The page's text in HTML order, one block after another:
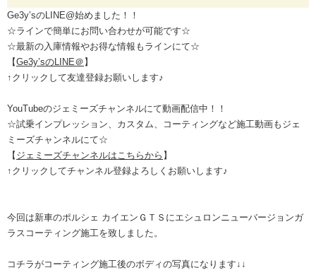
Ge3y’sのLINE@始めました！！
☆ラインで簡単にお問い合わせが可能です☆
☆最新の入庫情報やお得な情報もラインにて☆
【Ge3y’sのLINE＠ 】
↑クリックして友達登録お願いします♪
YouTubeのジェミーズチャンネルにて動画配信中！！
☆試乗インプレッション、カスタム、コーティングなど施工動画もジェ
ミーズチャンネルにて☆
【 ジェミーズチャンネルはこちらから 】
↑クリックしてチャンネル登録よろしくお願いします♪
今回は新車のポルシェ カイエンＧＴＳにエシュロンニューバージョンガ
ラスコーティング施工を致しました。
コチラがコーティング施工後のボディの写真になります↓↓